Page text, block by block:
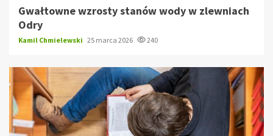
Gwałtowne wzrosty stanów wody w zlewniach
Odry
Kamil Chmielewski 25 marca 2026 240